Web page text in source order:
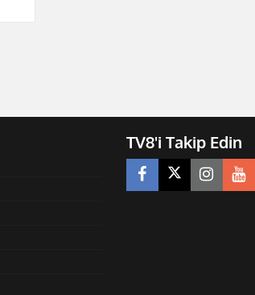
TV8'i Takip Edin